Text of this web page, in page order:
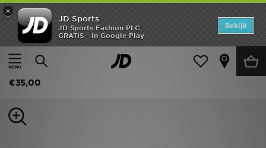
×
JD Sports
JD Sports Fashion PLC
GRATIS - In Google Play
Bekijk
Thuis
Kids
Fila Levonte Junior
€35,00
Home
Offers
Dames